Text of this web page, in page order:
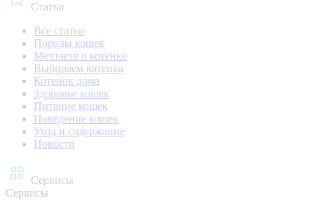
Статьи
Все статьи
Породы кошек
Мечтаете о котенке
Выбираем котенка
Котенок дома
Здоровье кошек
Питание кошек
Поведение кошек
Уход и содержание
Новости
Сервисы
Сервисы